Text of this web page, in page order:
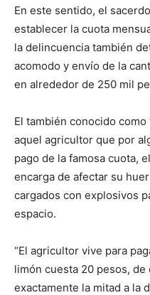
En este sentido, el
establecer la cuota
la delincuencia también
acomodo y envío de la
en alrededor de 250 mil
El también conocido como
aquel agricultor que por
pago de la famosa cuota,
encarga de afectar su
cargados con explosivos
espacio.
“El agricultor vive para
limón cuesta 20 pesos,
exactamente la mitad a la